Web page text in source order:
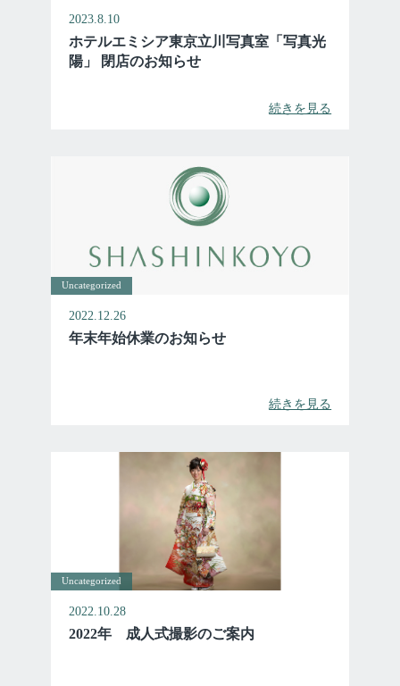
2023.8.10
ホテルエミシア東京立川写真室「写真光
陽」 閉店のお知らせ
続きを見る
Uncategorized
2022.12.26
年末年始休業のお知らせ
続きを見る
Uncategorized
2022.10.28
2022年 成人式撮影のご案内